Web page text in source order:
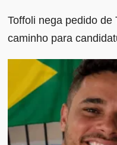
Toffoli nega pedido de
caminho para